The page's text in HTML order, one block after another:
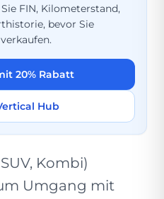
FIN, Kilometerstand,
bevor Sie
20% Rabatt
Hub
Kombi)
Umgang mit